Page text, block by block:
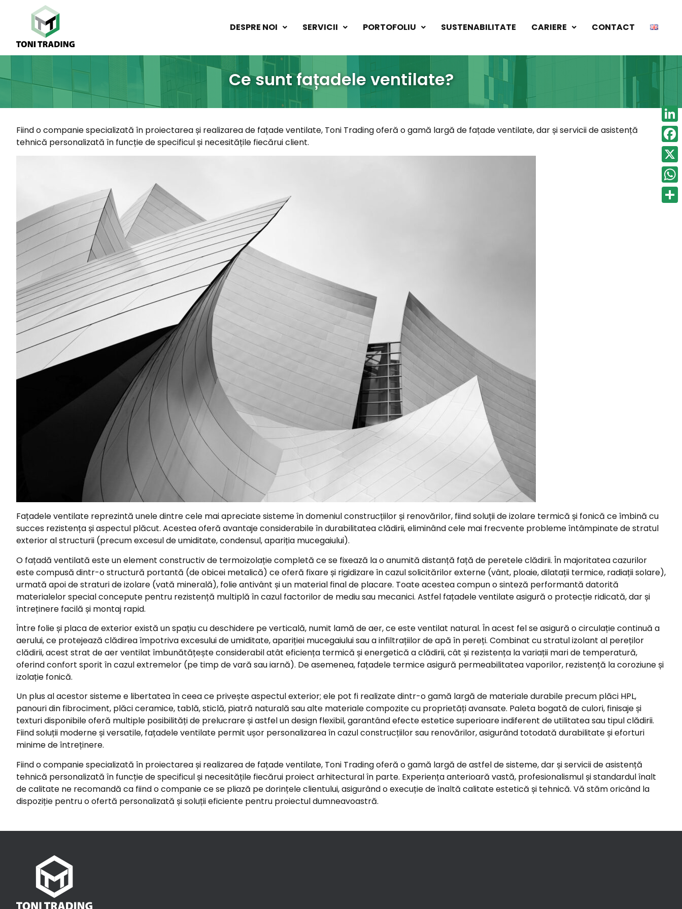
DESPRE NOI SERVICII PORTOFOLIU SUSTENABILITATE CARIERE CONTACT
Ce sunt fațadele ventilate?
Fiind o companie specializată în proiectarea și realizarea de fațade ventilate, Toni Trading oferă o gamă largă de fațade ventilate, dar și servicii de asistență
tehnică personalizată în funcție de specificul și necesitățile fiecărui client.
Fațadele ventilate reprezintă unele dintre cele mai apreciate sisteme în domeniul construcțiilor și renovărilor, fiind soluții de izolare termică și fonică ce îmbină cu
succes rezistența și aspectul plăcut. Acestea oferă avantaje considerabile în durabilitatea clădirii, eliminând cele mai frecvente probleme întâmpinate de stratul
exterior al structurii (precum excesul de umiditate, condensul, apariția mucegaiului).
O fațadă ventilată este un element constructiv de termoizolație completă ce se fixează la o anumită distanță față de peretele clădirii. În majoritatea cazurilor
este compusă dintr-o structură portantă (de obicei metalică) ce oferă fixare și rigidizare în cazul solicitărilor externe (vânt, ploaie, dilatații termice, radiații solare),
urmată apoi de straturi de izolare (vată minerală), folie antivânt și un material final de placare. Toate acestea compun o sinteză performantă datorită
materialelor special concepute pentru rezistență multiplă în cazul factorilor de mediu sau mecanici. Astfel fațadele ventilate asigură o protecție ridicată, dar și
întreținere facilă și montaj rapid.
Între folie și placa de exterior există un spațiu cu deschidere pe verticală, numit lamă de aer, ce este ventilat natural. În acest fel se asigură o circulație continuă a
aerului, ce protejează clădirea împotriva excesului de umiditate, apariției mucegaiului sau a infiltrațiilor de apă în pereți. Combinat cu stratul izolant al pereților
clădirii, acest strat de aer ventilat îmbunătățește considerabil atât eficiența termică și energetică a clădirii, cât și rezistența la variații mari de temperatură,
oferind confort sporit în cazul extremelor (pe timp de vară sau iarnă). De asemenea, fațadele termice asigură permeabilitatea vaporilor, rezistență la coroziune și
izolație fonică.
Un plus al acestor sisteme e libertatea în ceea ce privește aspectul exterior; ele pot fi realizate dintr-o gamă largă de materiale durabile precum plăci HPL,
panouri din fibrociment, plăci ceramice, tablă, sticlă, piatră naturală sau alte materiale compozite cu proprietăți avansate. Paleta bogată de culori, finisaje și
texturi disponibile oferă multiple posibilități de prelucrare și astfel un design flexibil, garantând efecte estetice superioare indiferent de utilitatea sau tipul clădirii.
Fiind soluții moderne și versatile, fațadele ventilate permit ușor personalizarea în cazul construcțiilor sau renovărilor, asigurând totodată durabilitate și eforturi
minime de întreținere.
Fiind o companie specializată în proiectarea și realizarea de fațade ventilate, Toni Trading oferă o gamă largă de astfel de sisteme, dar și servicii de asistență
tehnică personalizată în funcție de specificul și necesitățile fiecărui proiect arhitectural în parte. Experiența anterioară vastă, profesionalismul și standardul înalt
de calitate ne recomandă ca fiind o companie ce se pliază pe dorințele clientului, asigurând o execuție de înaltă calitate estetică și tehnică. Vă stăm oricând la
dispoziție pentru o ofertă personalizată și soluții eficiente pentru proiectul dumneavoastră.
X